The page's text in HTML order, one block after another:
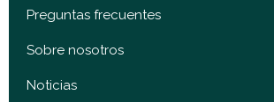
Preguntas frecuentes
Sobre nosotros
Noticias